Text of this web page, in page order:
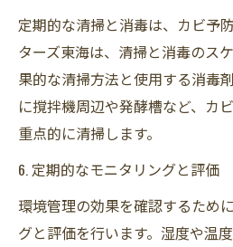
定期的な清掃と消毒は、カビ予
ターズ東海は、清掃と消毒のス
果的な清掃方法と使用する消毒
に撹拌機周辺や発酵槽など、カ
重点的に清掃します。
6. 定期的なモニタリングと評価
環境管理の効果を確認するため
グと評価を行います。湿度や温